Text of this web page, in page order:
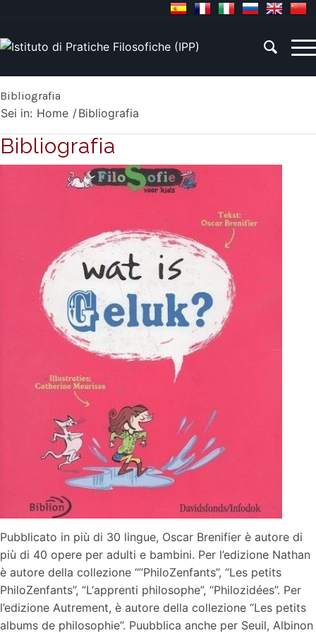
Bibliografia
Sei in: Home / Bibliografia
Bibliografia
Pubblicato in più di 30 lingue, Oscar Brenifier è autore di
più di 40 opere per adulti e bambini. Per l’edizione Nathan
è autore della collezione “”PhiloZenfants”, “Les petits
PhiloZenfants”, “L‘apprenti philosophe”, “Philozidées”. Per
l’edizione Autrement, è autore della collezione “Les petits
albums de philosophie”. Puubblica anche per Seuil, Albinon